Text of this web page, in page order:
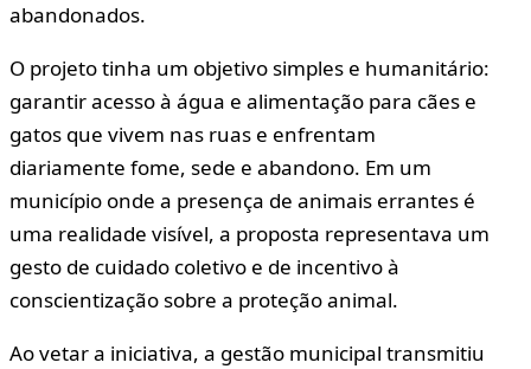
abandonados.
O projeto tinha um objetivo simples e humanitário:
garantir acesso à água e alimentação para cães e
gatos que vivem nas ruas e enfrentam
diariamente fome, sede e abandono. Em um
município onde a presença de animais errantes é
uma realidade visível, a proposta representava um
gesto de cuidado coletivo e de incentivo à
conscientização sobre a proteção animal.
Ao vetar a iniciativa, a gestão municipal transmitiu